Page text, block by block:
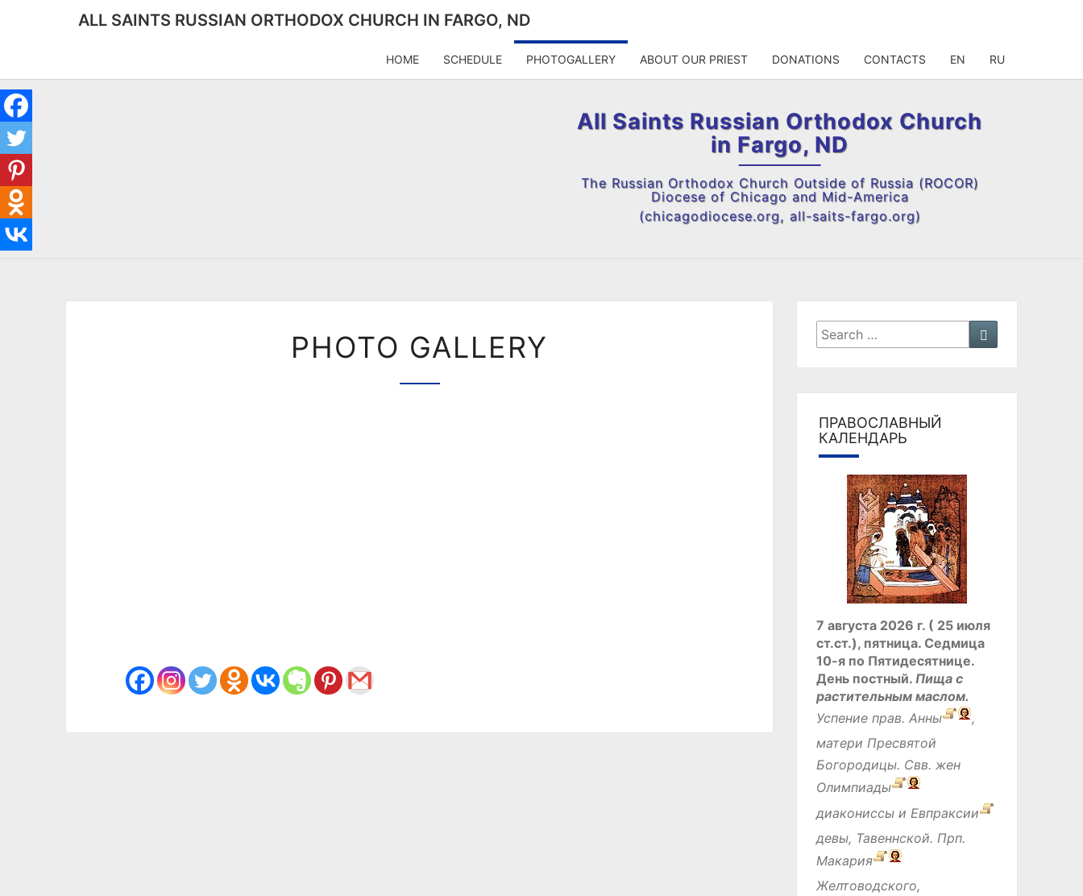
ALL SAINTS RUSSIAN ORTHODOX CHURCH IN FARGO, ND
HOME SCHEDULE PHOTOGALLERY ABOUT OUR PRIEST DONATIONS CONTACTS EN RU
All Saints Russian Orthodox Church
in Fargo, ND
The Russian Orthodox Church Outside of Russia (ROCOR)
Diocese of Chicago and Mid-America
(chicagodiocese.org, all-saits-fargo.org)
GALLERY
PHOTO GALLERY
Search
for:
ПРАВОСЛАВНЫЙ
КАЛЕНДАРЬ
7 августа 2026 г. ( 25 июля
ст.ст.), пятница. Седмица
10-я по Пятидесятнице.
День постный.Пища с
растительным маслом.
Успение прав.Анны
,
матери Пресвятой
Богородицы. Свв. жен
Олимпиады
диакониссы иЕвпраксии
девы, Тавеннской. Прп.
Макария
Желтоводского,